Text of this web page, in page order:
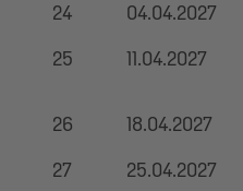
24
04.04.2027
25
11.04.2027
26
18.04.2027
27
25.04.2027